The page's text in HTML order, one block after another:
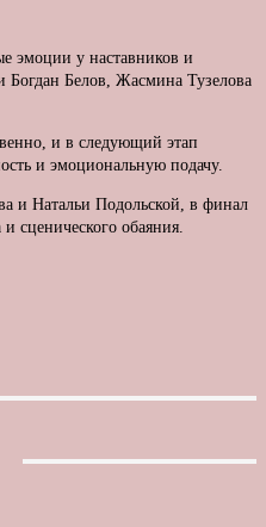
эмоции у наставников и
Богдан Белов, Жасмина Тузелова
и в следующий этап
и эмоциональную подачу.
и Натальи Подольской, в финал
сценического обаяния.